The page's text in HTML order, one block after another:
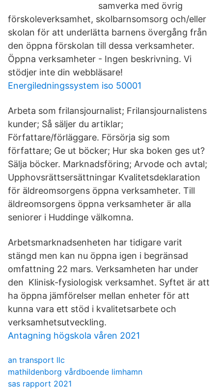
samverka med övrig
förskoleverksamhet, skolbarnsomsorg och/eller
skolan för att underlätta barnens övergång från
den öppna förskolan till dessa verksamheter.
Öppna verksamheter - Ingen beskrivning. Vi
stödjer inte din webbläsare!
Energiledningssystem iso 50001
Arbeta som frilansjournalist; Frilansjournalistens
kunder; Så säljer du artiklar;
Författare/förläggare. Försörja sig som
författare; Ge ut böcker; Hur ska boken ges ut?
Sälja böcker. Marknadsföring; Arvode och avtal;
Upphovsrättsersättningar Kvalitetsdeklaration
för äldreomsorgens öppna verksamheter. Till
äldreomsorgens öppna verksamheter är alla
seniorer i Huddinge välkomna.
Arbetsmarknadsenheten har tidigare varit
stängd men kan nu öppna igen i begränsad
omfattning 22 mars. Verksamheten har under
den Klinisk-fysiologisk verksamhet. Syftet är att
ha öppna jämförelser mellan enheter för att
kunna vara ett stöd i kvalitetsarbete och
verksamhetsutveckling.
Antagning högskola våren 2021
an transport llc
mathildenborg vårdboende limhamn
sas rapport 2021